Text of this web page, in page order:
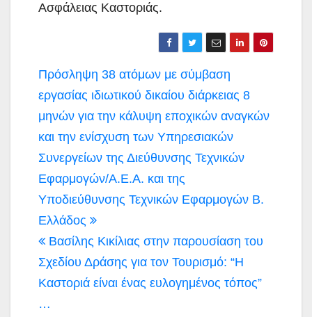
Ασφάλειας Καστοριάς.
Πλοήγηση
άρθρων
Πρόσληψη 38 ατόμων με σύμβαση
εργασίας ιδιωτικού δικαίου διάρκειας 8
μηνών για την κάλυψη εποχικών αναγκών
και την ενίσχυση των Υπηρεσιακών
Συνεργείων της Διεύθυνσης Τεχνικών
Εφαρμογών/Α.Ε.Α. και της
Υποδιεύθυνσης Τεχνικών Εφαρμογών Β.
Ελλάδος
Bασίλης Κικίλιας στην παρουσίαση του
Σχεδίου Δράσης για τον Τουρισμό: “Η
Καστοριά είναι ένας ευλογημένος τόπος”
…